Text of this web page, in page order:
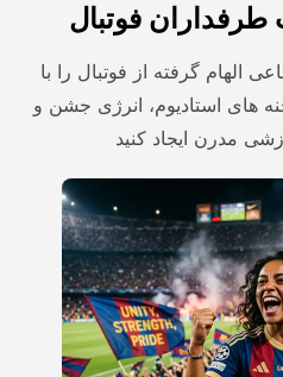
فوتبال
الهام گرفته از فوتبال را با
های استادیوم، انرژی جشن و